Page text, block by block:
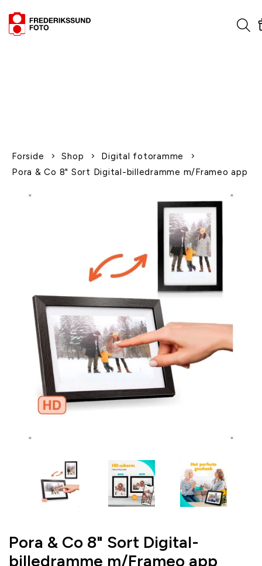
Forside Shop
Digital fotoramme
Pora & Co 8" Sort Digital-billedramme m/Frameo app
Pora & Co 8" Sort Digital-
billedramme m/Frameo app